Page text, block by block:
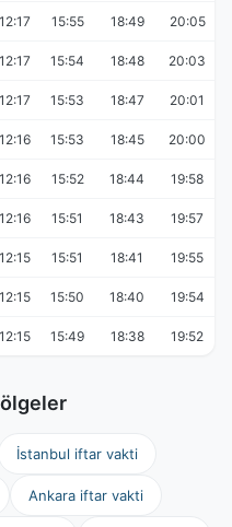
12:17 15:55 18:49 20:05
12:17 15:54 18:48 20:03
12:17 15:53 18:47 20:01
12:16 15:53 18:45 20:00
12:16 15:52 18:44 19:58
12:16 15:51 18:43 19:57
12:15 15:51 18:41 19:55
12:15 15:50 18:40 19:54
12:15 15:49 18:38 19:52
İstanbul iftar vakti
Ankara iftar vakti